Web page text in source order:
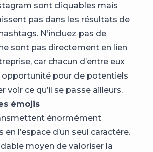
sont cliquables mais
pas dans les résultats de
N’incluez pas de
sont pas directement en lien
car chacun d’entre eux
opportunité pour de potentiels
voir ce qu’il se passe ailleurs.
émojis
énormément
en l’espace d’un seul caractère.
moyen de valoriser la